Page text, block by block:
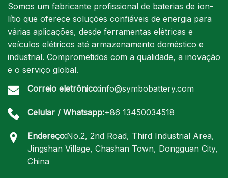
Somos um fabricante profissional de baterias de íon-
lítio que oferece soluções confiáveis de energia para
várias aplicações, desde ferramentas elétricas e
veículos elétricos até armazenamento doméstico e
industrial. Comprometidos com a qualidade, a inovação
e o serviço global.
Correio eletrônico:info@symbobattery.com
Celular / Whatsapp:+86 13450034518
Endereço:No.2, 2nd Road, Third Industrial Area,
Jingshan Village, Chashan Town, Dongguan City,
China